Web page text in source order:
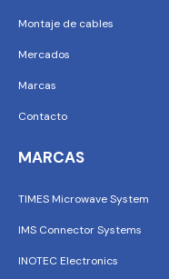
Montaje de cables
Mercados
Marcas
Contacto
MARCAS
TIMES Microwave System
IMS Connector Systems
INOTEC Electronics